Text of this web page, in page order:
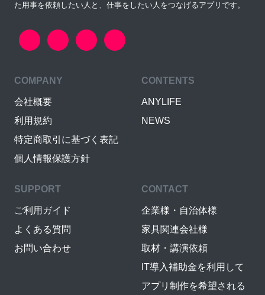
た用事を依頼したい人と、仕事をしたい人をつなげるアプリです。
COMPANY
会社概要
利用規約
特定商取引に基づく表記
個人情報保護方針
CONTENTS
ANYLIFE
NEWS
SUPPORT
ご利用ガイド
よくある質問
お問い合わせ
CONTACT
企業様・自治体様
家具関連会社様
取材・講演依頼
IT導入補助金を利用して
アプリ制作を希望される